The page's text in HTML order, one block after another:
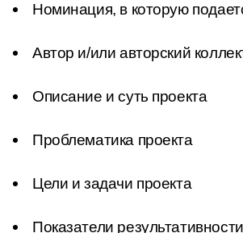
Номинация, в которую
Автор и/или авторский
Описание и суть проекта
Проблематика проекта
Цели и задачи проекта
Показатели